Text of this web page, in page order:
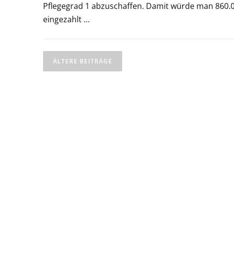
Pflegegrad 1 abzuschaffen. Damit würde man
eingezahlt …
B
E ÄLTERE BEITRÄGE